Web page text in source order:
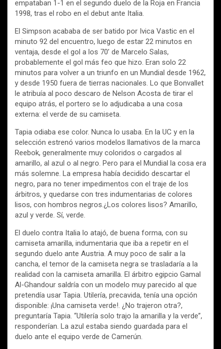
empataban 1-1 en el segundo duelo de la Roja en Francia
1998, tras el robo en el debut ante Italia.
El Simpson acababa de ser batido por Ivica Vastic en el
minuto 92 del encuentro, luego de estar 22 minutos en
ventaja, desde el gol a los 70’ de Marcelo Salas,
probablemente el gol más feo que hizo. Eran solo 22
minutos para volver a un triunfo en un Mundial desde 1962,
y desde 1950 fuera de tierras nacionales. Lo que Bonvallet
le atribuía al poco descaro de Nelson Acosta de tirar el
equipo atrás, el portero se lo adjudicaba a una cosa
externa: el verde de su camiseta.
Tapia odiaba ese color. Nunca lo usaba. En la UC y en la
selección estrenó varios modelos llamativos de la marca
Reebok, generalmente muy coloridos o cargados al
amarillo, al azul o al negro. Pero para el Mundial la cosa era
más solemne. La empresa había decidido descartar el
negro, para no tener impedimentos con el traje de los
árbitros, y quedarse con tres indumentarias de colores
lisos, con hombros negros.¿Los colores lisos? Amarillo,
azul y verde. Sí, verde.
El duelo contra Italia lo atajó, de buena forma, con su
camiseta amarilla, indumentaria que iba a repetir en el
segundo duelo ante Austria. A muy poco de salir a la
cancha, el temor de la camiseta negra se trasladaría a la
realidad con la camiseta amarilla. El árbitro egipcio Gamal
Al-Ghandour saldría con un modelo muy parecido al que
pretendía usar Tapia. Utilería, precavida, tenía una opción
disponible: ¡Una camiseta verde!. ¿No trajeron otra?,
preguntaría Tapia. “Utilería solo trajo la amarilla y la verde”,
responderían. La azul estaba siendo guardada para el
duelo ante el equipo verde de Camerún.